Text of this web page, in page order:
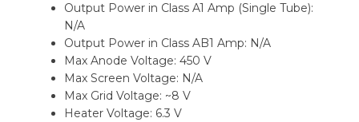
Output Power in Class A1 Amp (Single Tube):
N/A
Output Power in Class AB1 Amp: N/A
Max Anode Voltage: 450 V
Max Screen Voltage: N/A
Max Grid Voltage: ~8 V
Heater Voltage: 6.3 V